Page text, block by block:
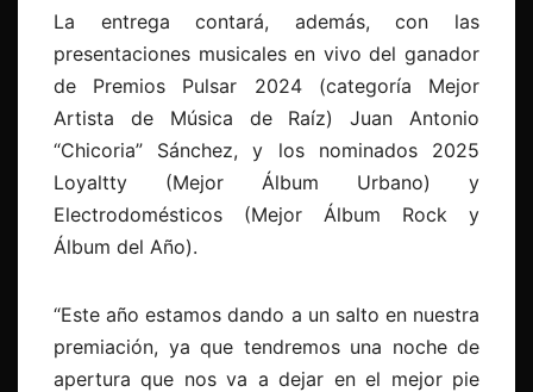
La entrega contará, además, con las
presentaciones musicales en vivo del ganador
de Premios Pulsar 2024 (categoría Mejor
Artista de Música de Raíz) Juan Antonio
“Chicoria” Sánchez, y los nominados 2025
Loyaltty (Mejor Álbum Urbano) y
Electrodomésticos (Mejor Álbum Rock y
Álbum del Año).
“Este año estamos dando a un salto en nuestra
premiación, ya que tendremos una noche de
apertura que nos va a dejar en el mejor pie